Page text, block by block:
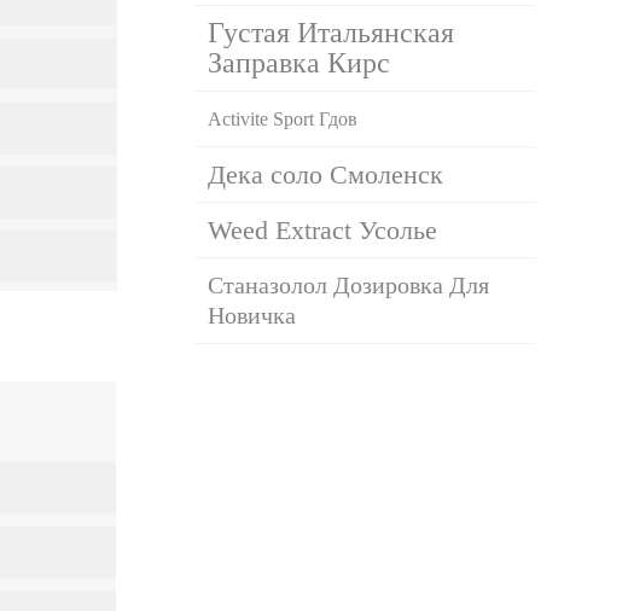
Густая Итальянская
Заправка Кирс
Activite Sport Гдов
Дека соло Смоленск
Weed Extract Усолье
Станазолол Дозировка Для
Новичка